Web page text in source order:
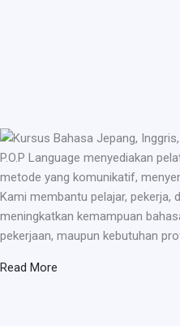
P.O.P Language menyediakan
metode yang komunikatif,
Kami membantu pelajar, pekerja,
meningkatkan kemampuan
pekerjaan, maupun kebutuhan
Read More